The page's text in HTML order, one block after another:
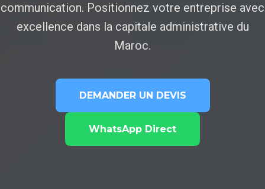
communication. Positionnez votre entreprise avec
excellence dans la capitale administrative du
Maroc.
DEMANDER UN DEVIS
WhatsApp Direct